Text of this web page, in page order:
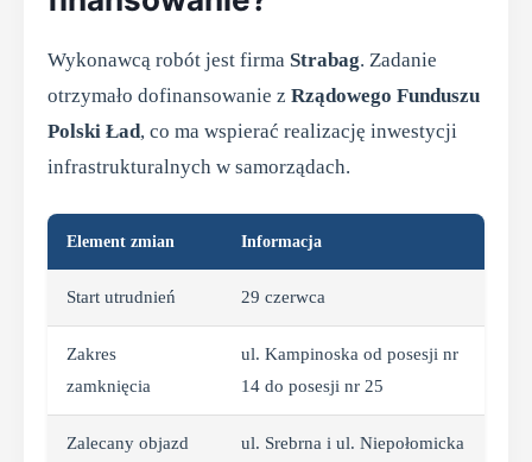
Wykonawcą robót jest firma Strabag. Zadanie
otrzymało dofinansowanie z Rządowego Funduszu
Polski Ład, co ma wspierać realizację inwestycji
infrastrukturalnych w samorządach.
Element zmian Informacja
Start utrudnień 29 czerwca
Zakres
zamknięcia
ul. Kampinoska od posesji nr
14 do posesji nr 25
Zalecany objazd ul. Srebrna i ul. Niepołomicka